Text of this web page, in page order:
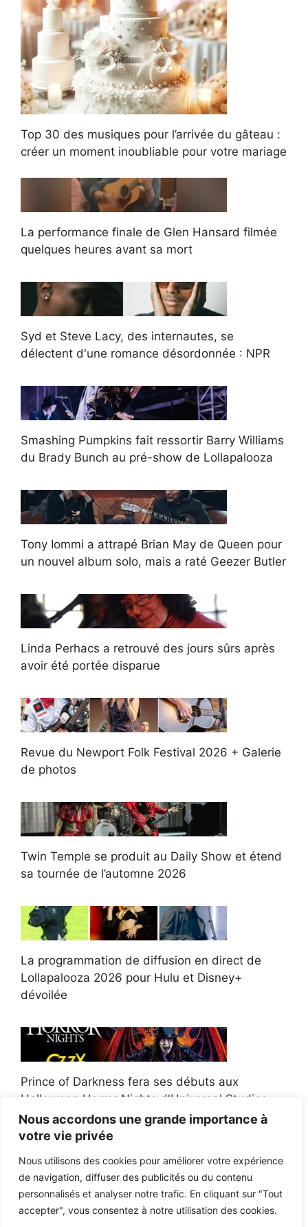
Nous accordons une grande importance à
votre vie privée
Nous utilisons des cookies pour améliorer votre expérience
de navigation, diffuser des publicités ou du contenu
personnalisés et analyser notre trafic. En cliquant sur "Tout
accepter", vous consentez à notre utilisation des cookies.
Top 30 des musiques pour l’arrivée du gâteau :
créer un moment inoubliable pour votre mariage
La performance finale de Glen Hansard filmée
quelques heures avant sa mort
Syd et Steve Lacy, des internautes, se
délectent d'une romance désordonnée : NPR
Smashing Pumpkins fait ressortir Barry Williams
du Brady Bunch au pré-show de Lollapalooza
Tony Iommi a attrapé Brian May de Queen pour
un nouvel album solo, mais a raté Geezer Butler
Linda Perhacs a retrouvé des jours sûrs après
avoir été portée disparue
Revue du Newport Folk Festival 2026 + Galerie
de photos
Twin Temple se produit au Daily Show et étend
sa tournée de l’automne 2026
La programmation de diffusion en direct de
Lollapalooza 2026 pour Hulu et Disney+
dévoilée
Prince of Darkness fera ses débuts aux
Halloween Horror Nights d'Universal Studios
Afroman poursuit un policier de l'Ohio après la
victoire du jury en diffamation